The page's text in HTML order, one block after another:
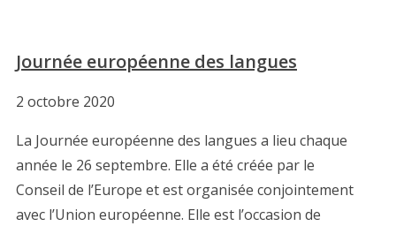
Journée européenne des langues
2 octobre 2020
La Journée européenne des langues a lieu chaque
année le 26 septembre. Elle a été créée par le
Conseil de l’Europe et est organisée conjointement
avec l’Union européenne. Elle est l’occasion de